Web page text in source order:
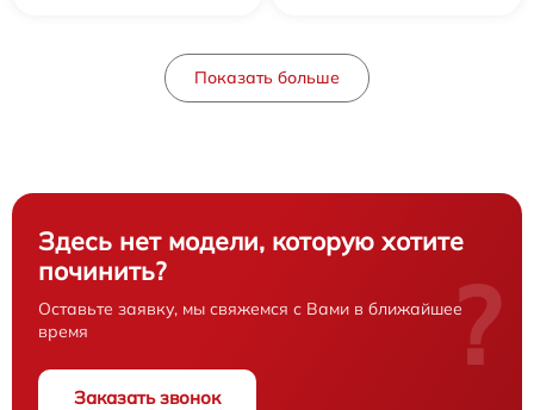
Показать больше
Здесь нет модели, которую хотите
починить?
Оставьте заявку, мы свяжемся с Вами в ближайшее
время
Заказать звонок
?